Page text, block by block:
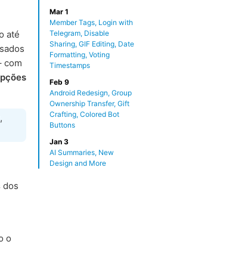
Mar 1
Member Tags, Login with
Telegram, Disable
Sharing, GIF Editing, Date
Formatting, Voting
Timestamps
Feb 9
Android Redesign, Group
Ownership Transfer, Gift
Crafting, Colored Bot
Buttons
Jan 3
AI Summaries, New
Design and More
até
com
,
dos
o